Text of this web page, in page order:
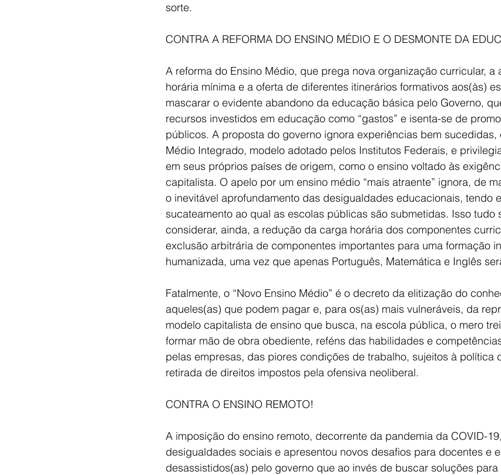
sorte.
CONTRA A REFORMA DO ENSINO MÉDIO E O DESMONTE DA
A reforma do Ensino Médio, que prega nova organização curricular,
horária mínima e a oferta de diferentes itinerários formativos aos(às)
mascarar o evidente abandono da educação básica pelo Governo,
recursos investidos em educação como “gastos” e isenta-se de
públicos. A proposta do governo ignora experiências bem sucedidas,
Médio Integrado, modelo adotado pelos Institutos Federais, e
em seus próprios países de origem, como o ensino voltado às
capitalista. O apelo por um ensino médio “mais atraente” ignora, de
o inevitável aprofundamento das desigualdades educacionais, tendo
sucateamento ao qual as escolas públicas são submetidas. Isso tudo
considerar, ainda, a redução da carga horária dos componentes
exclusão arbitrária de componentes importantes para uma formação
humanizada, uma vez que apenas Português, Matemática e Inglês
Fatalmente, o “Novo Ensino Médio” é o decreto da elitização do
aqueles(as) que podem pagar e, para os(as) mais vulneráveis, da
modelo capitalista de ensino que busca, na escola pública, o mero
formar mão de obra obediente, reféns das habilidades e
pelas empresas, das piores condições de trabalho, sujeitos à política
retirada de direitos impostos pela ofensiva neoliberal.
CONTRA O ENSINO REMOTO!
A imposição do ensino remoto, decorrente da pandemia da COVID-
desigualdades sociais e apresentou novos desafios para docentes e
desassistidos(as) pelo governo que ao invés de buscar soluções